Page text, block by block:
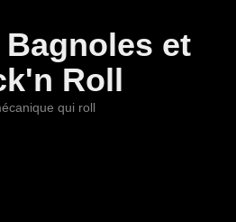
Bagnoles et
Roll
qui roll